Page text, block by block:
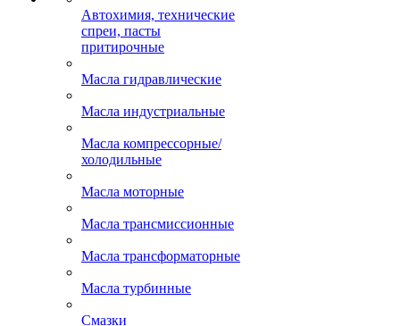
Автохимия, технические
спреи, пасты
притирочные
Масла гидравлические
Масла индустриальные
Масла компрессорные/
холодильные
Масла моторные
Масла трансмиссионные
Масла трансформаторные
Масла турбинные
Смазки